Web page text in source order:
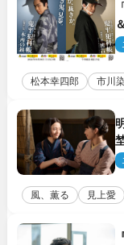
松本幸四郎 市川
風、薫る 見上愛